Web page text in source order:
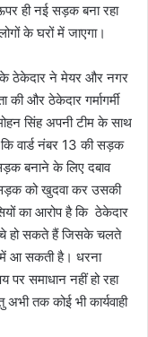
ही नई सड़क बना रहा
के घरों में जाएगा।
के ठेकेदार ने मेयर और नगर
और ठेकेदार गर्मागर्मी
सिंह अपनी टीम के साथ
वार्ड नंबर 13 की सड़क
बनाने के लिए दबाव
सड़क को खुदवा कर उसकी
का आरोप है कि ठेकेदार
हो सकते हैं जिसके चलते
में आ सकती है। धरना
पर समाधान नहीं हो रहा
तक कोई भी कार्यवाही